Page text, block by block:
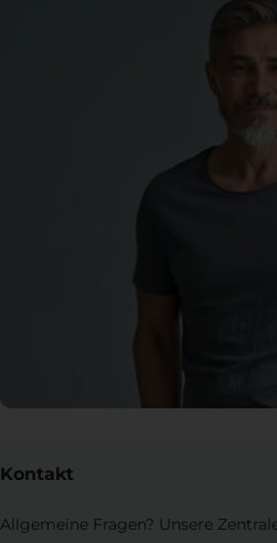
Kontakt
Allgemeine Fragen? Unsere